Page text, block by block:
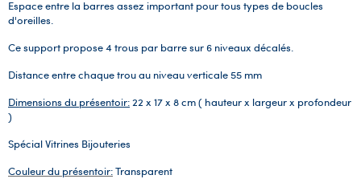
Espace entre la barres assez important pour tous types de boucles
d'oreilles.
Ce support propose 4 trous par barre sur 6 niveaux décalés.
Distance entre chaque trou au niveau verticale 55 mm
Dimensions du présentoir:22 x 17 x 8 cm ( hauteur x largeur x profondeur
)
Spécial Vitrines Bijouteries
Couleur du présentoir:Transparent